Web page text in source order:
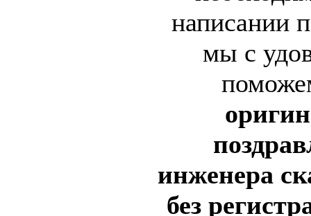
написании
мы с
инженера
без